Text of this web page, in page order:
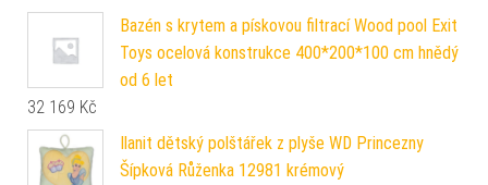
Bazén s krytem a pískovou filtrací Wood pool Exit
Toys ocelová konstrukce 400*200*100 cm hnědý
od 6 let
32 169 Kč
Ilanit dětský polštářek z plyše WD Princezny
Šípková Růženka 12981 krémový